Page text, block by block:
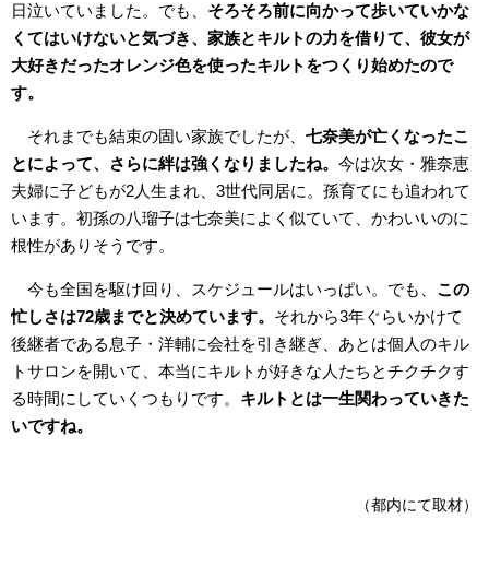
日泣いていました。でも、 そろそろ前に向かって歩いていかな
くてはいけないと気づき、家族とキルトの力を借りて、彼女が
大好きだったオレンジ色を使ったキルトをつくり始めたので
す。
それまでも結束の固い家族でしたが、 七奈美が亡くなったこ
とによって、さらに絆は強くなりましたね。 今は次女・雅奈恵
夫婦に子どもが2人生まれ、3世代同居に。孫育てにも追われて
います。初孫の八瑠子は七奈美によく似ていて、かわいいのに
根性がありそうです。
今も全国を駆け回り、スケジュールはいっぱい。でも、 この
忙しさは72歳までと決めています。 それから3年ぐらいかけて
後継者である息子・洋輔に会社を引き継ぎ、あとは個人のキル
トサロンを開いて、本当にキルトが好きな人たちとチクチクす
る時間にしていくつもりです。 キルトとは一生関わっていきた
いですね。
（都内にて取材）